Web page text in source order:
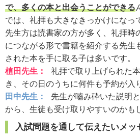
で、多くの本と出会うことができる
では、礼拝も大きなきっかけになっ
先生方は読書家の方が多く、礼拝時
につながる形で書籍を紹介する先生
された本を手に取る子は多いです。
植田先生：
礼拝で取り上げられた
き、その日のうちに何件も予約が入
田中先生：
先生が嚙み砕いた説明
から、生徒も受け取りやすいのかも
入試問題を通して伝えたいメッ